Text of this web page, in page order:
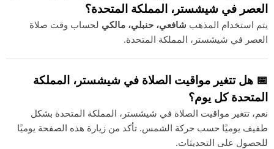
العصر في شيشستر، المملكة المتحدة؟
يتم استخدام المذهب شافعي، حنبلي، مالكي لحساب وقت صلاة
العصر في شيشستر، المملكة المتحدة.
📅 هل تتغير مواقيت الصلاة في شيشستر، المملكة
المتحدة كل يوم؟
نعم، تتغير مواقيت الصلاة في شيشستر، المملكة المتحدة بشكل
طفيف يوميًا حسب حركة الشمس. تأكد من زيارة هذه الصفحة يوميًا
للحصول على التحديثات.